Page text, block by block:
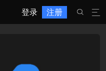
登录 注册 
